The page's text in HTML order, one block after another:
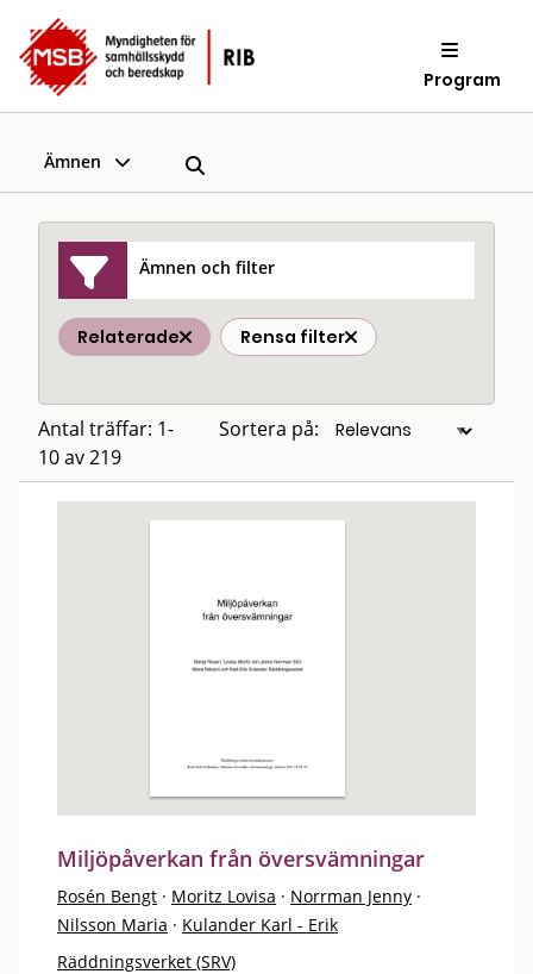
Program
Ämnen
Ämnen och filter
Relaterade Rensa filter
Antal träffar: 1-
10 av 219
Sortera på:
Miljöpåverkan från översvämningar
Rosén Bengt · Moritz Lovisa · Norrman Jenny ·
Nilsson Maria · Kulander Karl - Erik
Räddningsverket (SRV)